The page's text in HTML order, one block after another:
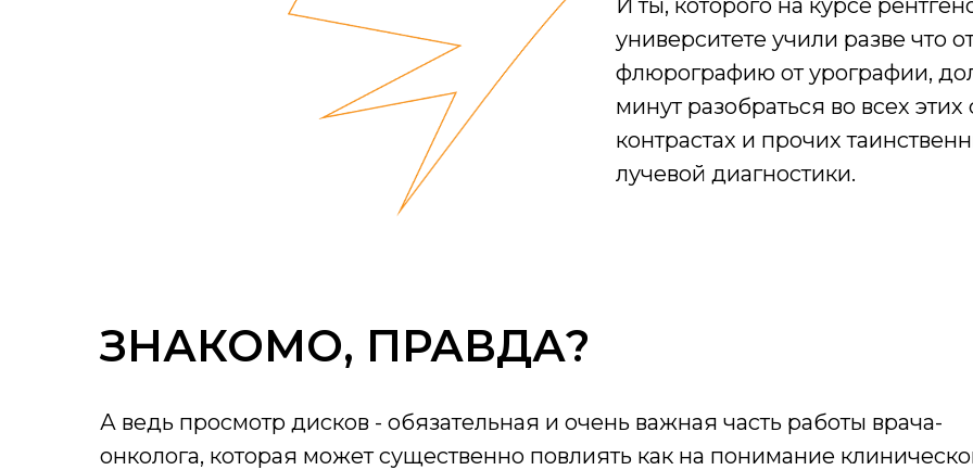
И ты, которого на курсе
университете учили разве что
флюрографию от урографии,
минут разобраться во всех этих
контрастах и прочих
лучевой диагностики.
ЗНАКОМО, ПРАВДА?
А ведь просмотр дисков - обязательная и очень важная часть работы врача-
онколога, которая может существенно повлиять как на понимание